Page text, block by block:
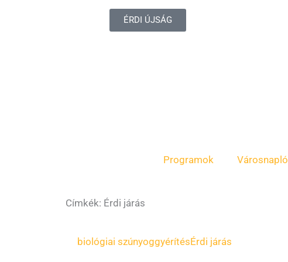
ÉRDI ÚJSÁG
Programok Városnapló
Címkék: Érdi járás
biológiai szúnyoggyérítésÉrdi járás